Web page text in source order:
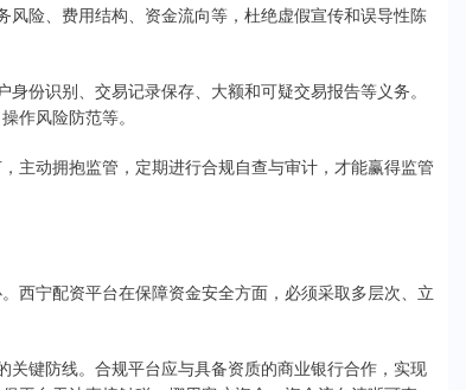
险、费用结构、资金流向等，杜绝虚假宣传和误导性陈
份识别、交易记录保存、大额和可疑交易报告等义务。
作风险防范等。
主动拥抱监管，定期进行合规自查与审计，才能赢得监管
西宁配资平台在保障资金安全方面，必须采取多层次、立
键防线。合规平台应与具备资质的商业银行合作，实现